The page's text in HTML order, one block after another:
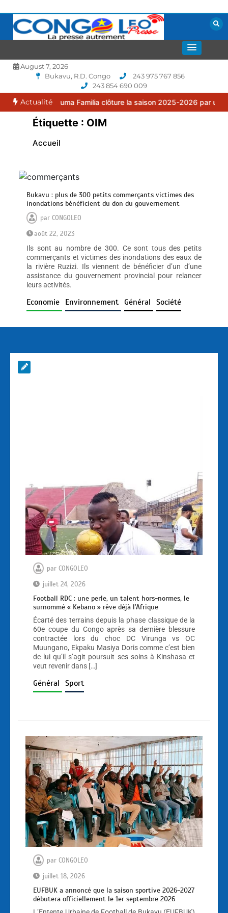
contenu
CONGOLEO
August 7, 2026
Bukavu, R.D. Congo
243 975 767 856
243 854 690 009
Actualité
: le FC Puma Familia clôture la saison 2025-2026 par une
Étiquette : OIM
Accueil
Bukavu : plus de 300 petits commerçants victimes des
inondations bénéficient du don du gouvernement
parCONGOLEO
août 22, 2023
Ils sont au nombre de 300. Ce sont tous des petits
commerçants et victimes des inondations des eaux de
la rivière Ruzizi. Ils viennent de bénéficier d’un d’une
assistance du gouvernement provincial pour relancer
leurs activités.
Economie Environnement Général Société
par CONGOLEO
juillet 24, 2026
Football RDC : une perle, un talent hors-normes, le
surnommé « Kebano » rêve déjà l’Afrique
Écarté des terrains depuis la phase classique de la
60e coupe du Congo après sa dernière blessure
contractée lors du choc DC Virunga vs OC
Muungano, Ekpaku Masiya Doris comme c’est bien
de lui qu’il s’agit poursuit ses soins à Kinshasa et
veut revenir dans […]
Général Sport
par CONGOLEO
juillet 18, 2026
EUFBUK a annoncé que la saison sportive 2026-2027
débutera officiellement le 1er septembre 2026